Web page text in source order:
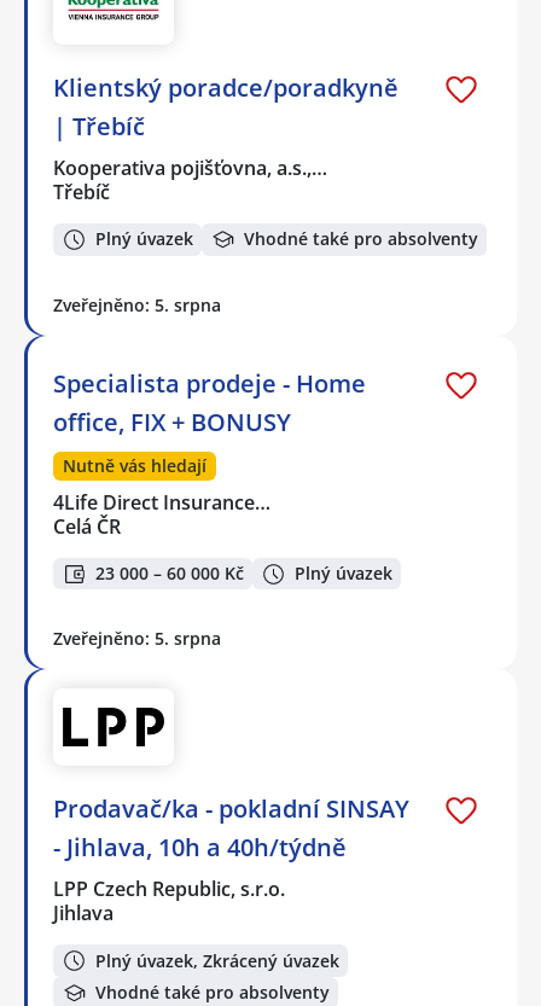
Klientský poradce/poradkyně
| Třebíč
Kooperativa pojišťovna, a.s.,…
Třebíč
Plný úvazek Vhodné také pro absolventy
Zveřejněno: 5. srpna
Specialista prodeje - Home
office, FIX + BONUSY
Nutně vás hledají
4Life Direct Insurance…
Celá ČR
23 000 – 60 000 Kč Plný úvazek
Zveřejněno: 5. srpna
Prodavač/ka - pokladní SINSAY
- Jihlava, 10h a 40h/týdně
LPP Czech Republic, s.r.o.
Jihlava
Plný úvazek, Zkrácený úvazek
Vhodné také pro absolventy